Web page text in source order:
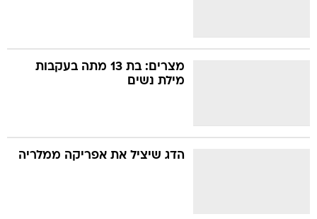
מצרים: בת 13 מתה בעקבות
מילת נשים
הדג שיציל את אפריקה ממלריה